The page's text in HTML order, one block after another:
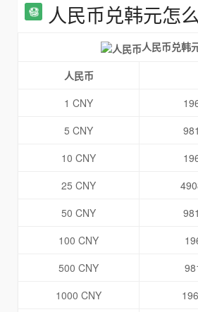
人民币兑韩元怎
人民币兑韩
人民币
1 CNY
5 CNY
10 CNY
25 CNY
50 CNY
100 CNY
500 CNY
1000 CNY